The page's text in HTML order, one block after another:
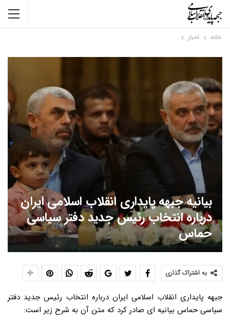
خانه اخبار
بیانیه جبهه پایداری انقلاب اسلامی ایران
درباره انتخاب رئیس جدید دفتر سیاسی
حماس
به اشتراک گذاری
جبهه پایداری انقلاب اسلامی ایران درباره انتخاب رئیس جدید دفتر
سیاسی حماس بیانیه ای صادر کرد که متن آن به شرح زیر است: